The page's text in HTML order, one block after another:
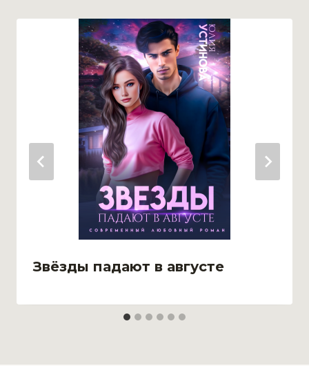
Звёзды падают в августе